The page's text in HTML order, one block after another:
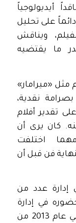
أيديولوجياً
على تحليل
ويناقش
ما يقتضيه
مثل «ميرامار»
نقدية،
تقدير أفلام
كان يرى أن
اختلفت
فن قبل أن
إدارة عدد من
في إدارة
مهرجان القاهرة السينمائي الدولي عام 2013 من